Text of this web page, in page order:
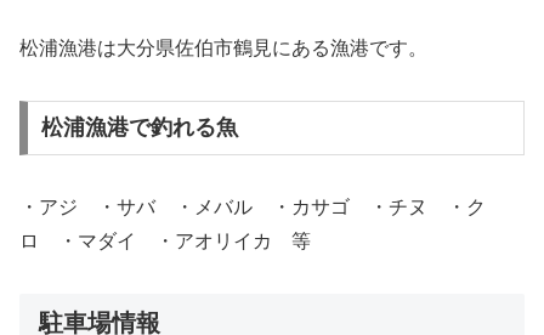
松浦漁港は大分県佐伯市鶴見にある漁港です。
松浦漁港で釣れる魚
・アジ ・サバ ・メバル ・カサゴ ・チヌ ・ク
ロ ・マダイ ・アオリイカ 等
駐車場情報